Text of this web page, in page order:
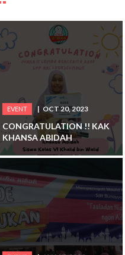
EVENT OCT 20, 2023
CONGRATULATION !! KAK
KHANSA ABIDAH